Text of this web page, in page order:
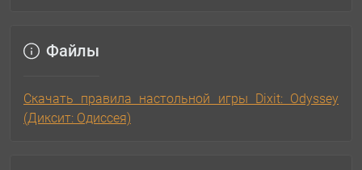
Файлы
Скачать правила настольной игры Dixit: Odyssey
(Диксит: Одиссея)